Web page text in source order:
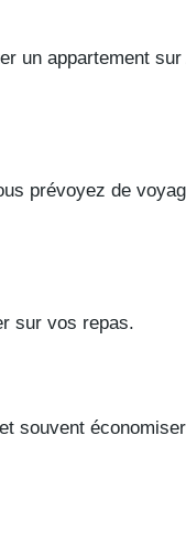
un appartement sur
prévoyez de
sur vos repas.
souvent